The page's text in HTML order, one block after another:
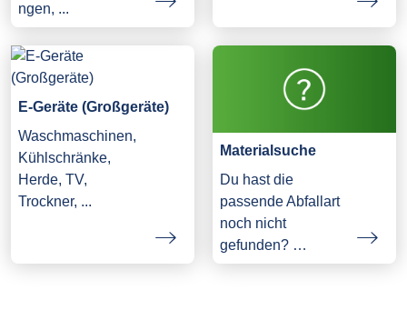
ngen, ...
E-Geräte (Großgeräte)
Waschmaschinen,
Kühlschränke,
Herde, TV,
Trockner, ...
Materialsuche
Du hast die
passende Abfallart
noch nicht
gefunden? …